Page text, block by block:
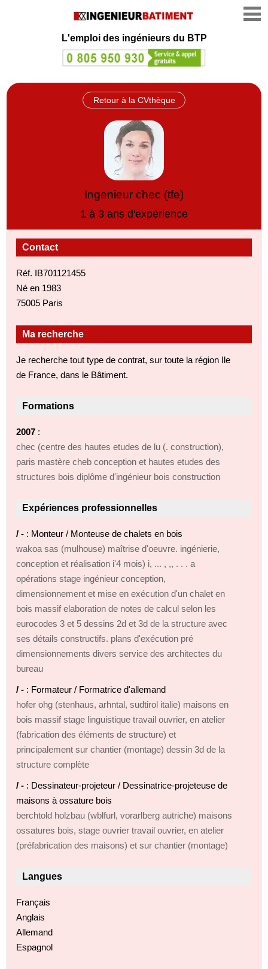
L'emploi des ingénieurs du BTP
Retour à la CVthèque
Ingenieur chec (tfe)
1 à 3 ans d'expérience
Contact
Réf. IB701121455
Né en 1983
75005 Paris
Ma recherche
Je recherche tout type de contrat, sur toute la région Ile
de France, dans le Bâtiment.
Formations
2007 :
chec (centre des hautes etudes de lu (. construction),
paris mastère cheb conception et hautes etudes des
structures bois diplôme d'ingénieur bois construction
Expériences professionnelles
/ - : Monteur / Monteuse de chalets en bois
wakoa sas (mulhouse) maîtrise d'oeuvre. ingénierie,
conception et réalisation i'4 mois) i, ... , ,, . . . a
opérations stage ingénieur conception,
dimensionnement et mise en exécution d'un chalet en
bois massif elaboration de notes de calcul selon les
eurocodes 3 et 5 dessins 2d et 3d de la structure avec
ses détails constructifs. plans d'exécution pré
dimensionnements divers service des architectes du
bureau
/ - : Formateur / Formatrice d'allemand
hofer ohg (stenhaus, arhntal, sudtirol italie) maisons en
bois massif stage linguistique travail ouvrier, en atelier
(fabrication des éléments de structure) et
principalement sur chantier (montage) dessin 3d de la
structure complète
/ - : Dessinateur-projeteur / Dessinatrice-projeteuse de
maisons à ossature bois
berchtold holzbau (wblfurl, vorarlberg autriche) maisons
ossatures bois, stage ouvrier travail ouvrier, en atelier
(préfabrication des maisons) et sur chantier (montage)
Langues
Français
Anglais
Allemand
Espagnol